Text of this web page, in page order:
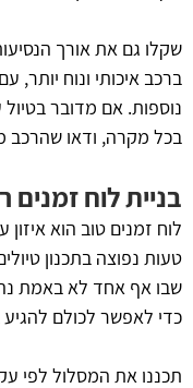
שקלו גם את אורך
ברכב איכותי ונוח יותר,
נוספות. אם מדובר
בכל מקרה, ודאו שהרכב
בניית לוח זמנים
לוח זמנים טוב הוא איזון
טעות נפוצה בתכנון
שבו אף אחד לא באמת
כדי לאפשר לכולם
תכננו את המסלול לפי